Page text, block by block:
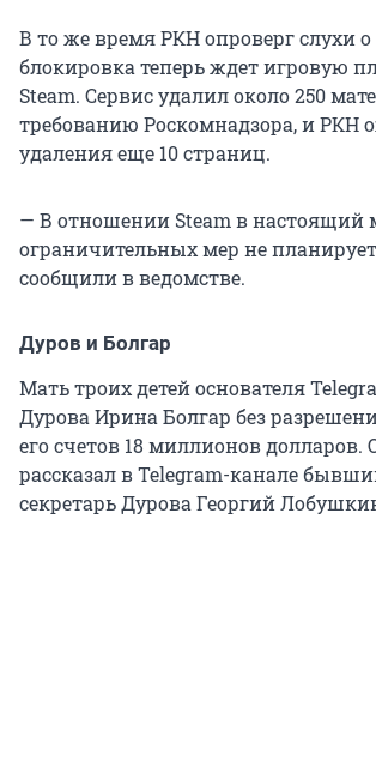
В то же время РКН опроверг слухи о
блокировка теперь ждет игровую
Steam. Сервис удалил около 250
требованию Роскомнадзора, и РКН
удаления еще 10 страниц.
— В отношении Steam в настоящий
ограничительных мер не
сообщили в ведомстве.
Дуров и Болгар
Мать троих детей основателя
Дурова Ирина Болгар без
его счетов 18 миллионов долларов.
рассказал в Telegram-канале
секретарь Дурова Георгий